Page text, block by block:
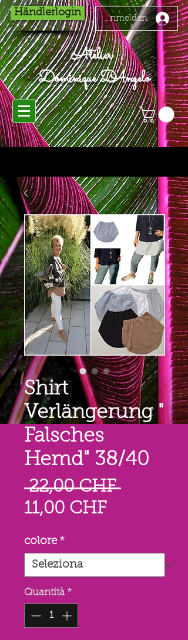
Händlerlogin
Anmelden
Atelier
Dominique D'Angelo
Shirt
Verlängerung "
Falsches
Hemd" 38/40
22,00 CHF Prezzo
11,00 CHFPrezzo
colore *
Quantità *